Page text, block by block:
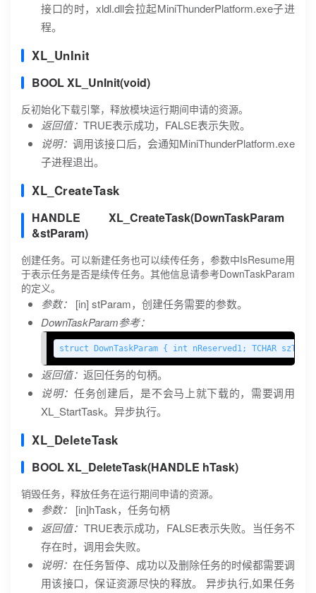
接口的时，xldl.dll会拉起MiniThunderPlatform.exe子进
程。
XL_UnInit
BOOL XL_UnInit(void)
反初始化下载引擎，释放模块运行期间申请的资源。
返回值： TRUE表示成功，FALSE表示失败。
说明：调用该接口后，会通知MiniThunderPlatform.exe
子进程退出。
XL_CreateTask
HANDLE XL_CreateTask(DownTaskParam
&stParam)
创建任务。可以新建任务也可以续传任务，参数中IsResume用
于表示任务是否是续传任务。其他信息请参考DownTaskParam
的定义。
参数：
[in] stParam，创建任务需要的参数。
DownTaskParam参考：
struct DownTaskParam { int nReserved1; TCHAR
返回值： 返回任务的句柄。
说明：任务创建后，是不会马上就下载的，需要调用
XL_StartTask。异步执行。
XL_DeleteTask
BOOL XL_DeleteTask(HANDLE hTask)
销毁任务，释放任务在运行期间申请的资源。
参数：
[in]hTask，任务句柄
返回值： TRUE表示成功，FALSE表示失败。当任务不
存在时，调用会失败。
说明： 在任务暂停、成功以及删除任务的时候都需要调
用该接口，保证资源尽快的释放。 异步执行,如果任务